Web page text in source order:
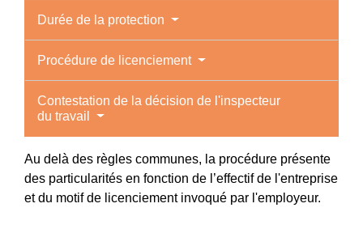
Durée de la protection
Procédure de licenciement
Contestation de la décision de l'inspecteur
du travail
Au delà des règles communes, la procédure présente
des particularités en fonction de l’effectif de l'entreprise
et du motif de licenciement invoqué par l'employeur.